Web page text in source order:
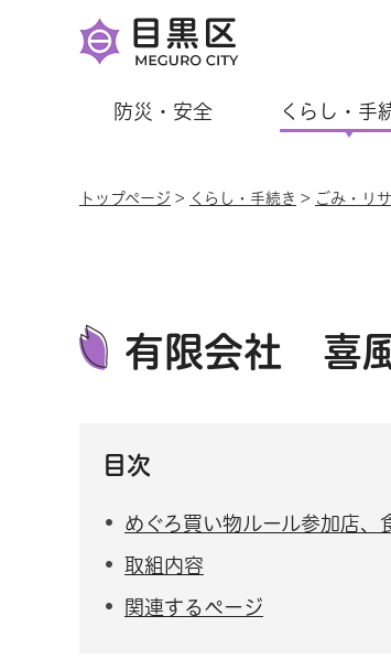
防災・安全 くらし・手
トップページ > くらし・手続き > ごみ・リ
有限会社 喜
目次
めぐろ買い物ルール参加店、
取組内容
関連するページ